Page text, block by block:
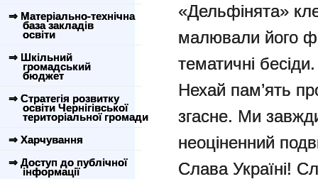
⇒ Матеріально-технічна
база закладів
освіти
⇒ Шкільний
громадський
бюджет
⇒ Стратегія розвитку
освіти Чернігівської
територіальної громади
⇒ Харчування
⇒ Доступ до публічної
інформації
«Дельфінята»
малювали його
тематичні бесіди.
Нехай пам’ять
згасне. Ми
неоціненний
Слава Україні!